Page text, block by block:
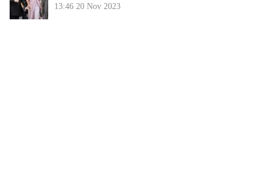
13:46 20 Nov 2023